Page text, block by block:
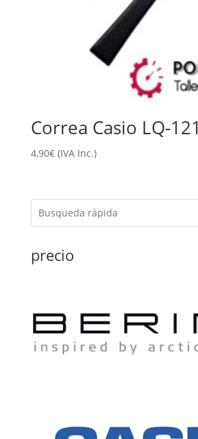
Correa Casio LQ-121
4,90€ (IVA Inc.)
precio